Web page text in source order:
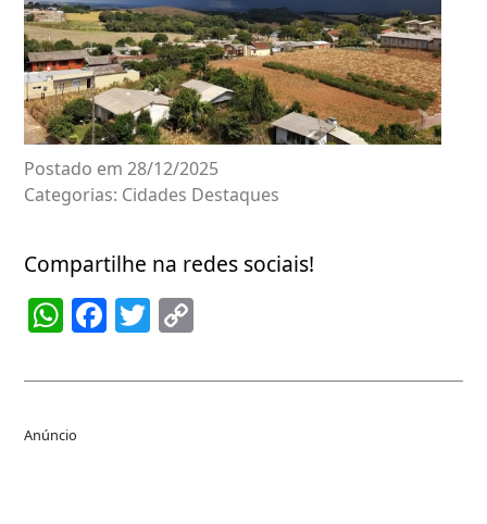
Postado em 28/12/2025
Categorias: Cidades Destaques
Compartilhe na redes sociais!
WhatsApp
Facebook
Twitter
Anúncio